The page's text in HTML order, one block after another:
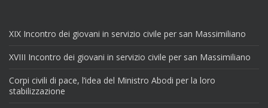
XIX Incontro dei giovani in servizio civile per san Massimiliano
XVIII Incontro dei giovani in servizio civile per san Massimiliano
Corpi civili di pace, l’idea del Ministro Abodi per la loro
stabilizzazione